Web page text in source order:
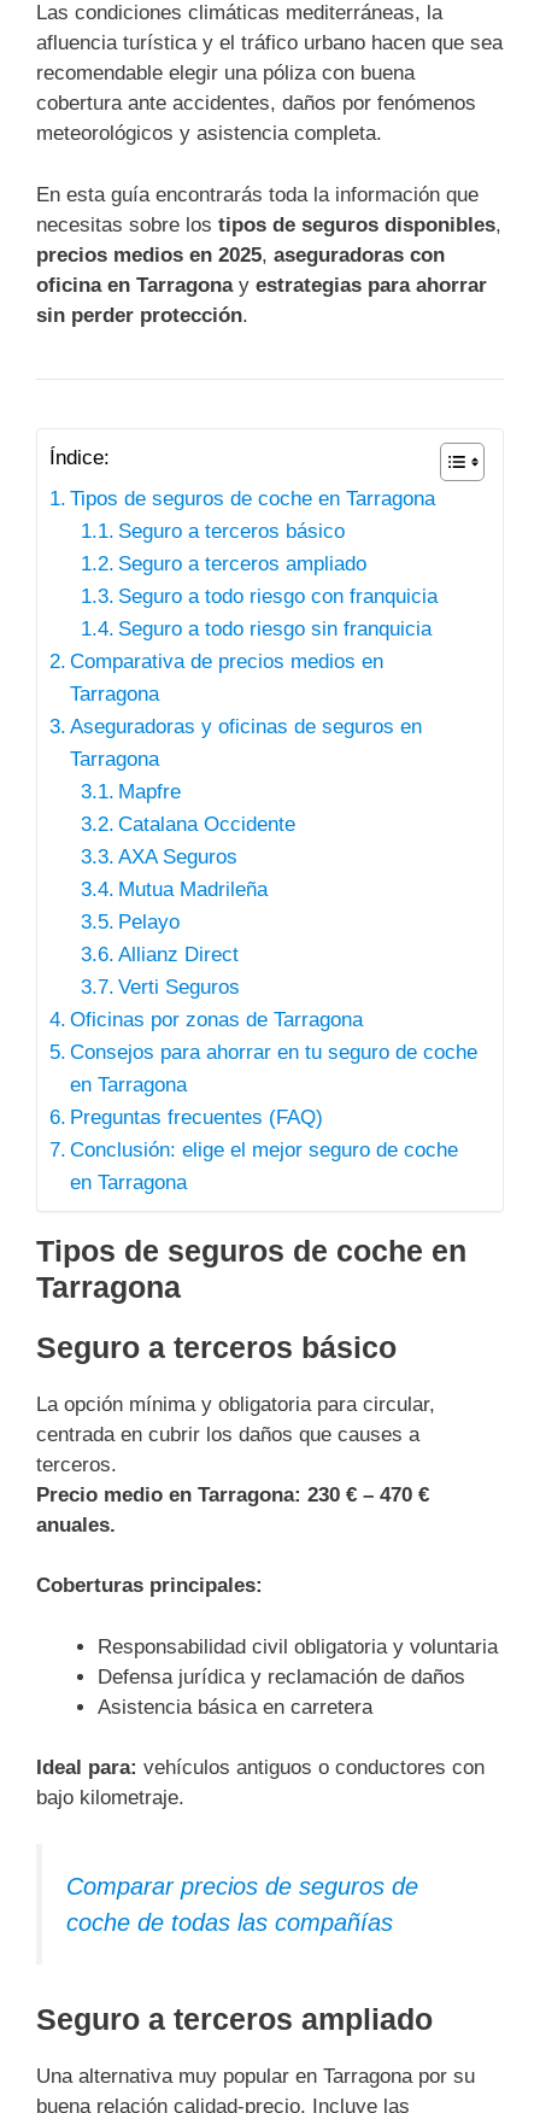
Las condiciones climáticas mediterráneas, la
afluencia turística y el tráfico urbano hacen que sea
recomendable elegir una póliza con buena
cobertura ante accidentes, daños por fenómenos
meteorológicos y asistencia completa.
En esta guía encontrarás toda la información que
necesitas sobre los tipos de seguros disponibles,
precios medios en 2025, aseguradoras con
oficina en Tarragonay estrategias para ahorrar
sin perder protección.
Índice:
Tipos de seguros de coche en Tarragona
Seguro a terceros básico
Seguro a terceros ampliado
Seguro a todo riesgo con franquicia
Seguro a todo riesgo sin franquicia
Comparativa de precios medios en
Tarragona
Aseguradoras y oficinas de seguros en
Tarragona
Mapfre
Catalana Occidente
AXA Seguros
Mutua Madrileña
Pelayo
Allianz Direct
Verti Seguros
Oficinas por zonas de Tarragona
Consejos para ahorrar en tu seguro de coche
en Tarragona
Preguntas frecuentes (FAQ)
Conclusión: elige el mejor seguro de coche
en Tarragona
Tipos de seguros de coche en
Tarragona
Seguro a terceros básico
La opción mínima y obligatoria para circular,
centrada en cubrir los daños que causes a
terceros.
Precio medio en Tarragona: 230 € – 470 €
anuales.
Coberturas principales:
Responsabilidad civil obligatoria y voluntaria
Defensa jurídica y reclamación de daños
Asistencia básica en carretera
Ideal para: vehículos antiguos o conductores con
bajo kilometraje.
Comparar precios de seguros de
coche de todas las compañías
Seguro a terceros ampliado
Una alternativa muy popular en Tarragona por su
buena relación calidad-precio. Incluye las